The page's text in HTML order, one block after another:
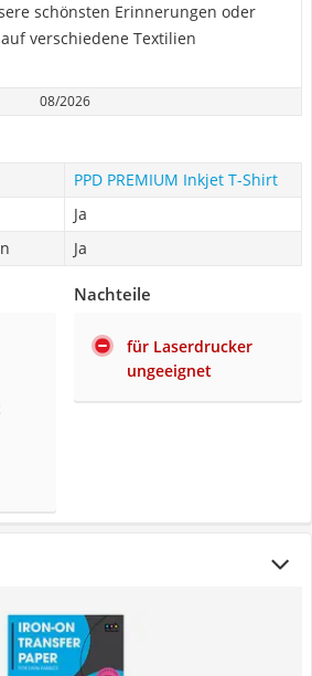
schönsten Erinnerungen oder
verschiedene Textilien
08/2026
PPD PREMIUM Inkjet T-Shirt
Ja
Ja
Nachteile
für Laserdrucker
ungeeignet